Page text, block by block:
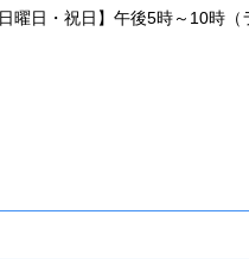
祝日】午後5時～10時（ラ